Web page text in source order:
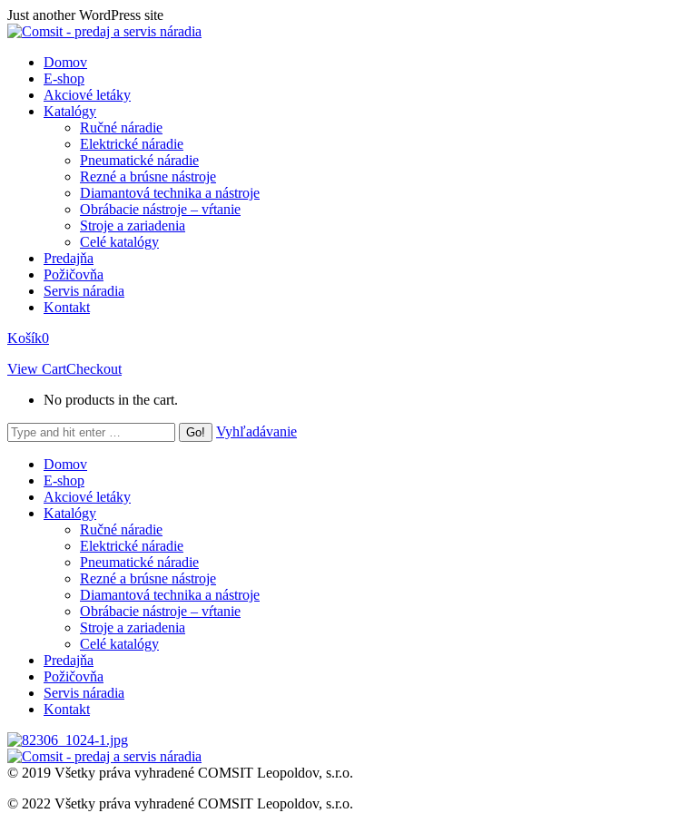
Skip
to
Just another WordPress site
Domov
E-shop
Akciové letáky
Katalógy
Ručné náradie
Elektrické náradie
Pneumatické náradie
Rezné a brúsne nástroje
Diamantová technika a nástroje
Obrábacie nástroje – vŕtanie
Stroje a zariadenia
Celé katalógy
Predajňa
Požičovňa
Servis náradia
Kontakt
Košík0
View CartCheckout
No products in the cart.
Search:
Vyhľadávanie
Domov
E-shop
Akciové letáky
Katalógy
Ručné náradie
Elektrické náradie
Pneumatické náradie
Rezné a brúsne nástroje
Diamantová technika a nástroje
Obrábacie nástroje – vŕtanie
Stroje a zariadenia
Celé katalógy
Predajňa
Požičovňa
Servis náradia
Kontakt
© 2019 Všetky práva vyhradené COMSIT Leopoldov, s.r.o.
© 2022 Všetky práva vyhradené COMSIT Leopoldov, s.r.o.